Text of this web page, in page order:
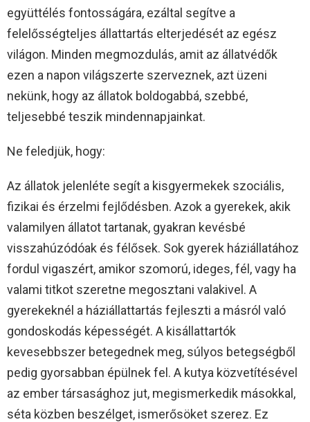
együttélés fontosságára, ezáltal segítve a
felelősségteljes állattartás elterjedését az egész
világon. Minden megmozdulás, amit az állatvédők
ezen a napon világszerte szerveznek, azt üzeni
nekünk, hogy az állatok boldogabbá, szebbé,
teljesebbé teszik mindennapjainkat.
Ne feledjük, hogy:
Az állatok jelenléte segít a kisgyermekek szociális,
fizikai és érzelmi fejlődésben. Azok a gyerekek, akik
valamilyen állatot tartanak, gyakran kevésbé
visszahúzódóak és félősek. Sok gyerek háziállatához
fordul vigaszért, amikor szomorú, ideges, fél, vagy ha
valami titkot szeretne megosztani valakivel. A
gyerekeknél a háziállattartás fejleszti a másról való
gondoskodás képességét. A kisállattartók
kevesebbszer betegednek meg, súlyos betegségből
pedig gyorsabban épülnek fel. A kutya közvetítésével
az ember társasághoz jut, megismerkedik másokkal,
séta közben beszélget, ismerősöket szerez. Ez